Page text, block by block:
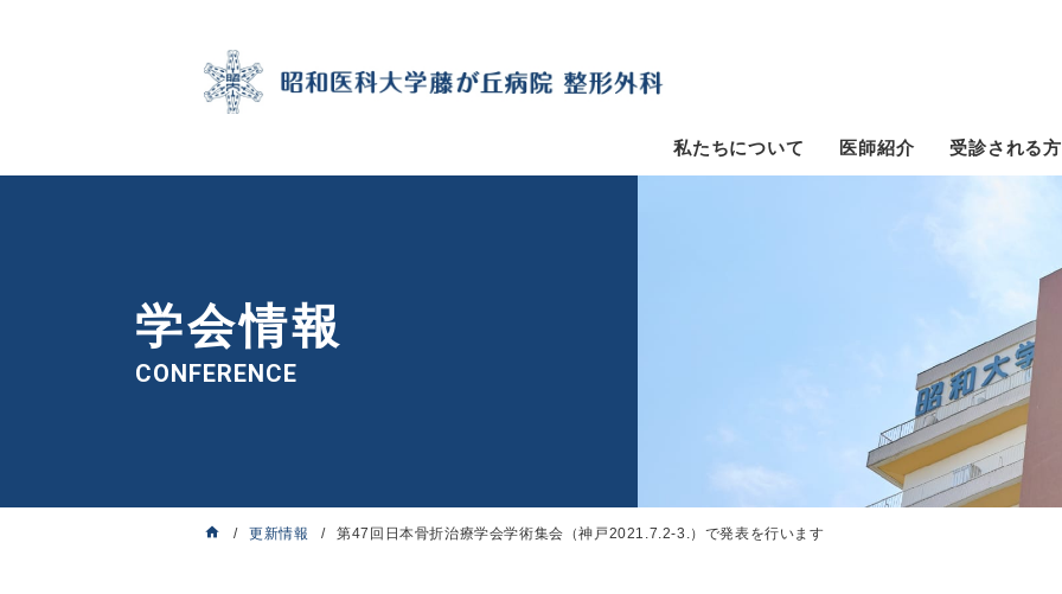
私たちについて 医師紹介 受診される方
学会情報
CONFERENCE
更新情報 第47回日本骨折治療学会学術集会（神戸2021.7.2-3.）で発表を行います